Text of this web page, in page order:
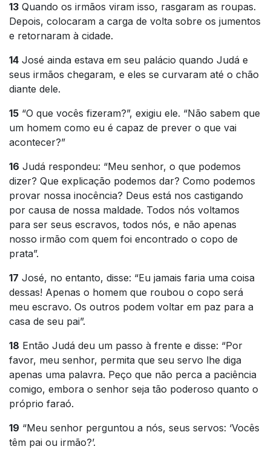
13 Quando os irmãos viram isso, rasgaram as roupas.
Depois, colocaram a carga de volta sobre os jumentos
e retornaram à cidade.
14 José ainda estava em seu palácio quando Judá e
seus irmãos chegaram, e eles se curvaram até o chão
diante dele.
15 “O que vocês fizeram?”, exigiu ele. “Não sabem que
um homem como eu é capaz de prever o que vai
acontecer?”
16 Judá respondeu: “Meu senhor, o que podemos
dizer? Que explicação podemos dar? Como podemos
provar nossa inocência? Deus está nos castigando
por causa de nossa maldade. Todos nós voltamos
para ser seus escravos, todos nós, e não apenas
nosso irmão com quem foi encontrado o copo de
prata”.
17 José, no entanto, disse: “Eu jamais faria uma coisa
dessas! Apenas o homem que roubou o copo será
meu escravo. Os outros podem voltar em paz para a
casa de seu pai”.
18 Então Judá deu um passo à frente e disse: “Por
favor, meu senhor, permita que seu servo lhe diga
apenas uma palavra. Peço que não perca a paciência
comigo, embora o senhor seja tão poderoso quanto o
próprio faraó.
19 “Meu senhor perguntou a nós, seus servos: ‘Vocês
têm pai ou irmão?’.